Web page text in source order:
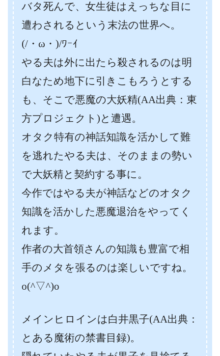
バタ死んで、女生徒はえっちな目に
遭わされるという末法の世界へ。
(/・ω・)/ﾜｰｲ
やる夫は外に出たら殺されるのは明
白なため地下に引きこもろうとする
も、そこで悪魔の大妖精(AA出典：東
方プロジェクト)と遭遇。
オタク特有の神話知識を活かして難
を逃れたやる夫は、そのままの勢い
で大妖精と契約する事に。
今作ではやる夫が神話などのオタク
知識を活かした悪魔退治をやってく
れます。
作者の大首領さんの知識も豊富で相
手のメタを張るのは楽しいですね。
o(^▽^)o
メインヒロインは白井黒子(AA出典：
とある魔術の禁書目録)。